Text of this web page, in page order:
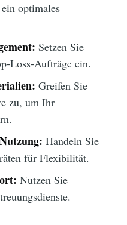
optimales
Setzen Sie
Loss-Aufträge ein.
Greifen Sie
zu, um Ihr
Handeln Sie
für Flexibilität.
Nutzen Sie